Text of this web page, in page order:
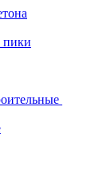
пики